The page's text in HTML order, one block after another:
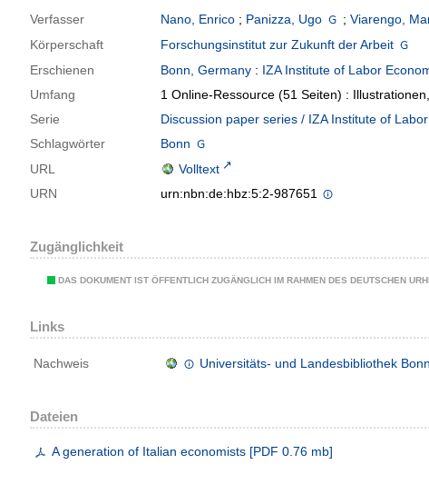
Verfasser
Nano, Enrico ; Panizza, Ugo ; Viarengo,
Körperschaft
Forschungsinstitut zur Zukunft der Arbeit
Erschienen
Bonn, Germany : IZA Institute of Labor
Umfang
1 Online-Ressource (51 Seiten) :
Serie
Discussion paper series / IZA Institute of
Schlagwörter
Bonn
URL
Volltext
URN
urn:nbn:de:hbz:5:2-987651
Zugänglichkeit
DAS DOKUMENT IST ÖFFENTLICH ZUGÄNGLICH IM RAHMEN DES DEUTSCHEN
Links
Nachweis Universitäts- und Landesbibliothek Bonn
Dateien
A generation of Italian economists [PDF 0.76 mb]